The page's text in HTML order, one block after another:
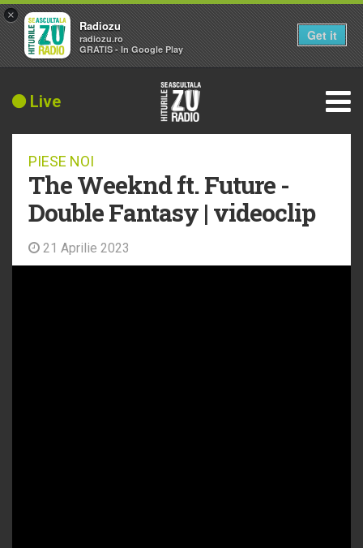
Live
PIESE NOI
The Weeknd ft. Future -
Double Fantasy | videoclip
21 Aprilie 2023
×
Radiozu
radiozu.ro
GRATIS - In Google Play
Get it